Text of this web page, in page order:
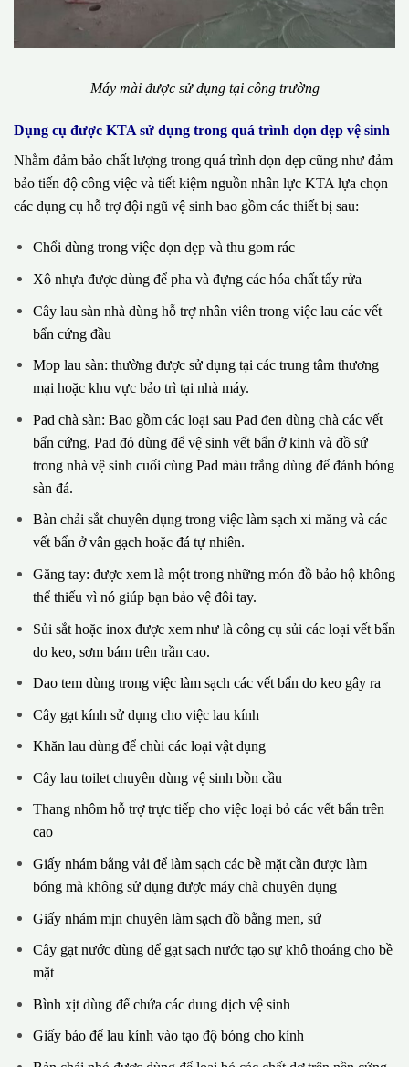
Máy mài được sử dụng tại công trường
Dụng cụ được KTA sử dụng trong quá trình dọn dẹp vệ sinh
Nhằm đảm bảo chất lượng trong quá trình dọn dẹp cũng như đảm
bảo tiến độ công việc và tiết kiệm nguồn nhân lực KTA lựa chọn
các dụng cụ hỗ trợ đội ngũ vệ sinh bao gồm các thiết bị sau:
Chổi dùng trong việc dọn dẹp và thu gom rác
Xô nhựa được dùng để pha và đựng các hóa chất tẩy rửa
Cây lau sàn nhà dùng hỗ trợ nhân viên trong việc lau các vết
bẩn cứng đầu
Mop lau sàn: thường được sử dụng tại các trung tâm thương
mại hoặc khu vực bảo trì tại nhà máy.
Pad chà sàn: Bao gồm các loại sau Pad đen dùng chà các vết
bẩn cứng, Pad đỏ dùng để vệ sinh vết bẩn ở kinh và đồ sứ
trong nhà vệ sinh cuối cùng Pad màu trắng dùng để đánh bóng
sàn đá.
Bàn chải sắt chuyên dụng trong việc làm sạch xi măng và các
vết bẩn ở vân gạch hoặc đá tự nhiên.
Găng tay: được xem là một trong những món đồ bảo hộ không
thể thiếu vì nó giúp bạn bảo vệ đôi tay.
Sủi sắt hoặc inox được xem như là công cụ sủi các loại vết bẩn
do keo, sơm bám trên trần cao.
Dao tem dùng trong việc làm sạch các vết bẩn do keo gây ra
Cây gạt kính sử dụng cho việc lau kính
Khăn lau dùng để chùi các loại vật dụng
Cây lau toilet chuyên dùng vệ sinh bồn cầu
Thang nhôm hỗ trợ trực tiếp cho việc loại bỏ các vết bẩn trên
cao
Giấy nhám bằng vải để làm sạch các bề mặt cần được làm
bóng mà không sử dụng được máy chà chuyên dụng
Giấy nhám mịn chuyên làm sạch đồ bằng men, sứ
Cây gạt nước dùng để gạt sạch nước tạo sự khô thoáng cho bề
mặt
Bình xịt dùng để chứa các dung dịch vệ sinh
Giấy báo để lau kính vào tạo độ bóng cho kính